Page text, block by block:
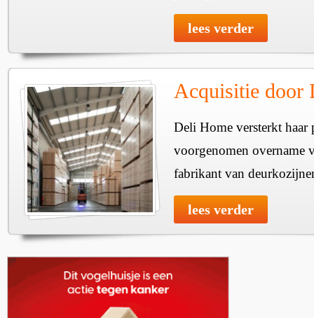
lees verder
Acquisitie door
Deli Home versterkt haar
voorgenomen overname
fabrikant van
lees verder